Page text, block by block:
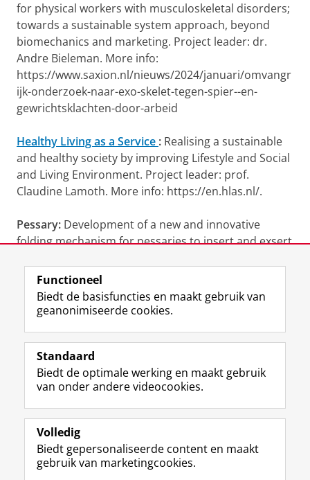
for physical workers with musculoskeletal disorders;
towards a sustainable system approach, beyond
biomechanics and marketing. Project leader: dr.
Andre Bieleman. More info:
https://www.saxion.nl/nieuws/2024/januari/omvangr
ijk-onderzoek-naar-exo-skelet-tegen-spier--en-
gewrichtsklachten-door-arbeid
Healthy Living as a Service : Realising a sustainable
and healthy society by improving Lifestyle and Social
and Living Environment. Project leader: prof.
Claudine Lamoth. More info: https://en.hlas.nl/.
Pessary: Development of a new and innovative
folding mechanism for pessaries to insert and exsert
Laatst gewijzigd: 24 april 2025 15:24
Volg de RUG
F
a
e
b
o
p
a
L
i
k
e
I
-
p
R
S
-
f
e
R
I
n
t
r
m
Y
o
T
e
k
Studiekiezers
Alumni
Over ons
Functioneel
Biedt de basisfuncties en maakt gebruik van
geanonimiseerde cookies.
Standaard
Biedt de optimale werking en maakt gebruik
van onder andere videocookies.
Volledig
Biedt gepersonaliseerde content en maakt
gebruik van marketingcookies.